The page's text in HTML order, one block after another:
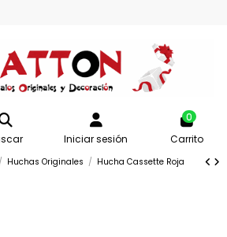
Iniciar sesión
0
Carrito
Huchas Originales Hucha Cassette Roja